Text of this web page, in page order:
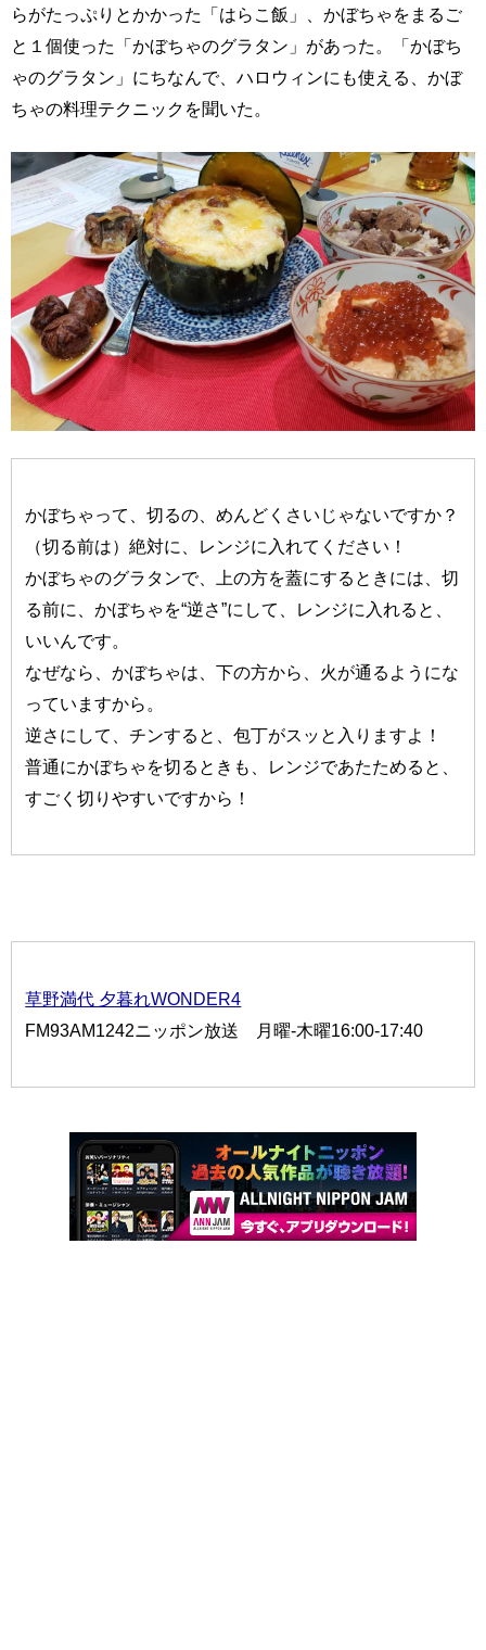
らがたっぷりとかかった「はらこ飯」、かぼちゃをまるご
と１個使った「かぼちゃのグラタン」があった。「かぼち
ゃのグラタン」にちなんで、ハロウィンにも使える、かぼ
ちゃの料理テクニックを聞いた。
かぼちゃって、切るの、めんどくさいじゃないですか？
（切る前は）絶対に、レンジに入れてください！
かぼちゃのグラタンで、上の方を蓋にするときには、切
る前に、かぼちゃを“逆さ”にして、レンジに入れると、
いいんです。
なぜなら、かぼちゃは、下の方から、火が通るようにな
っていますから。
逆さにして、チンすると、包丁がスッと入りますよ！
普通にかぼちゃを切るときも、レンジであたためると、
すごく切りやすいですから！
草野満代 夕暮れWONDER4
FM93AM1242ニッポン放送 月曜-木曜16:00-17:40